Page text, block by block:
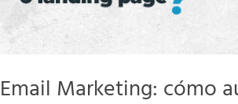
Email Marketing: cómo